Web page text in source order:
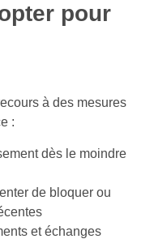
pour
à des mesures
:
dès le moindre
de bloquer ou
et échanges